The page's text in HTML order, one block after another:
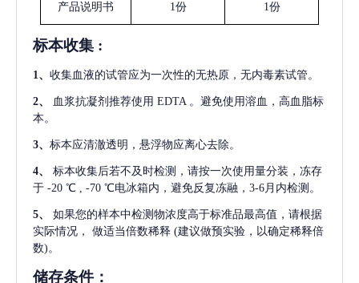
产品说明书 1份 1份
标本收集 :
1、 收集血液的试管应为一次性的无热原，无内毒素试管。
2、 血浆抗凝剂推荐使用 EDTA 。避免使用溶血，高血脂标
本。
3、 标本应清澈透明，悬浮物应离心去除。
4、
标本收集后若不及时检测，请按一次使用量分装，冻存
于 -20 ℃ , -70 ℃电冰箱内，避免反复冻融，3-6月内检测。
5、
如果您的样本中检测物浓度高于标准品最高值，请根据
实际情况，
做适当倍数稀释 (建议做预实验，以确定稀释倍
数)。
储存条件：